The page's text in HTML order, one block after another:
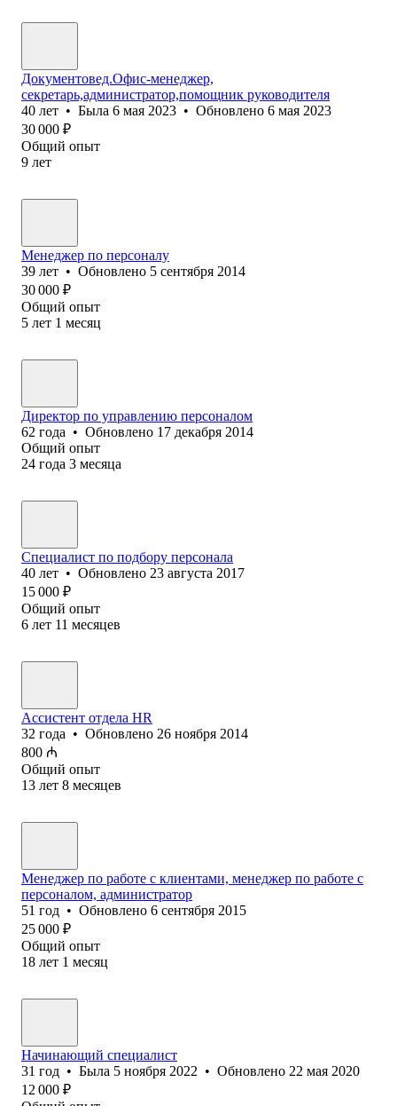
Документовед.Офис-менеджер,
секретарь,администратор,помощник руководителя
40 лет • Была 6 мая 2023 • Обновлено 6 мая 2023
30 000 ₽
Общий опыт
9 лет
Менеджер по персоналу
39 лет • Обновлено 5 сентября 2014
30 000 ₽
Общий опыт
5 лет 1 месяц
Директор по управлению персоналом
62 года • Обновлено 17 декабря 2014
Общий опыт
24 года 3 месяца
Специалист по подбору персонала
40 лет • Обновлено 23 августа 2017
15 000 ₽
Общий опыт
6 лет 11 месяцев
Ассистент отдела HR
32 года • Обновлено 26 ноября 2014
800 ₼
Общий опыт
13 лет 8 месяцев
Менеджер по работе с клиентами, менеджер по работе с
персоналом, администратор
51 год • Обновлено 6 сентября 2015
25 000 ₽
Общий опыт
18 лет 1 месяц
Начинающий специалист
31 год • Была 5 ноября 2022 • Обновлено 22 мая 2020
12 000 ₽